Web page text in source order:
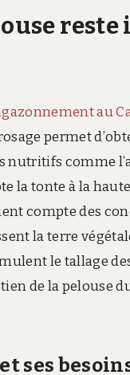
reste
au
permet
nutritifs comme
la tonte à la
compte des
la terre
le tallage
de la pelouse
ses